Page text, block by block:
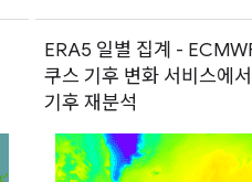
ERA5 일별 집계 -
쿠스 기후 변화 서비스에
기후 재분석